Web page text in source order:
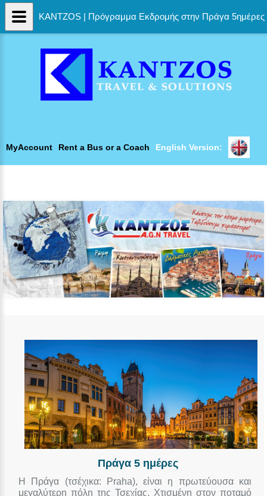
MyAccount Rent a Bus or a Coach English Version:
Πράγα 5 ημέρες
Η Πράγα (τσέχικα: Praha), είναι η πρωτεύουσα και
μεγαλύτερη πόλη της Τσεχίας. Χτισμένη στον ποταμό
KANTZOS | Πρόγραμμα Εκδρομής στην Πράγα 5ημέρες